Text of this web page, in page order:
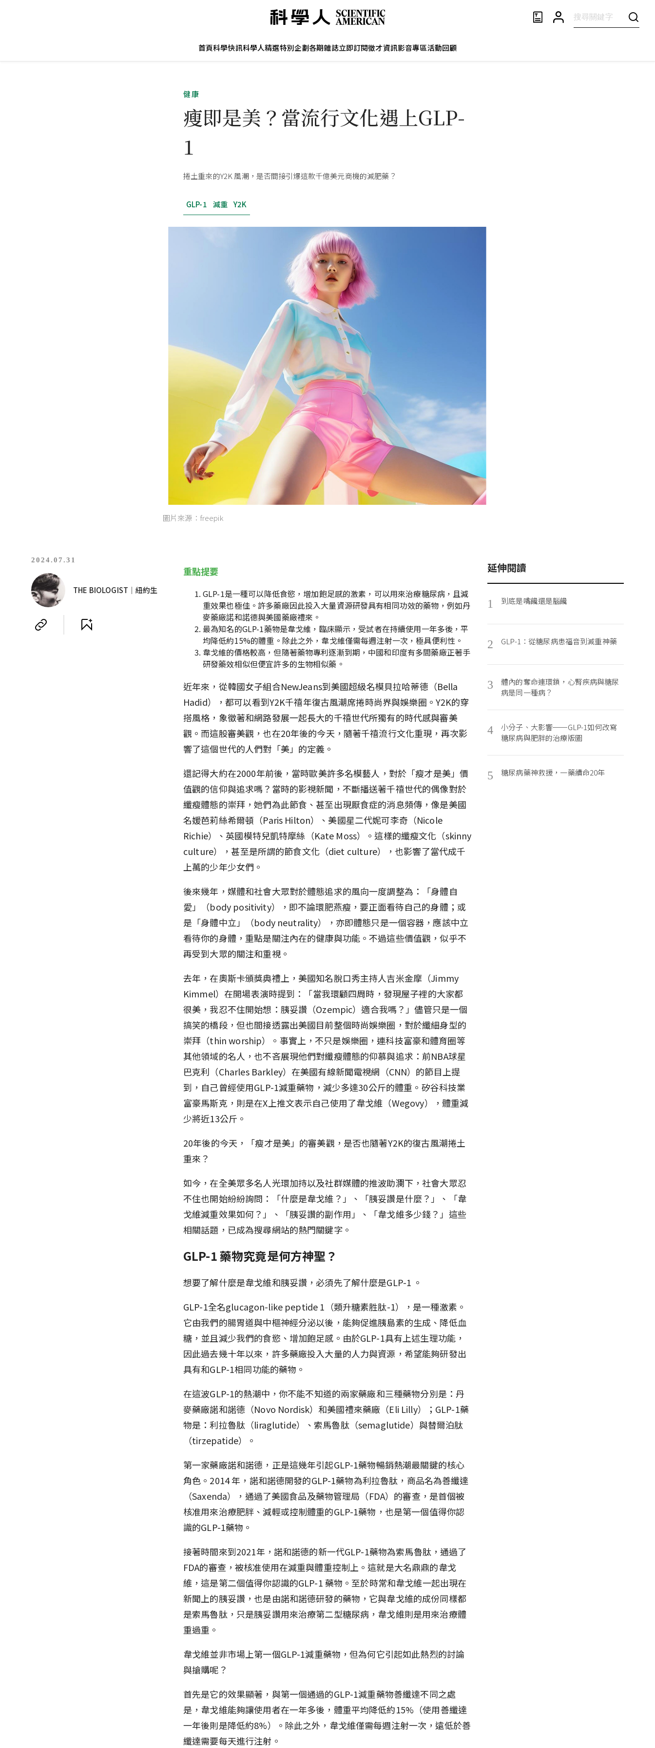
首頁科學快訊科學人精選特別企劃各期雜誌立即訂閱徵才資訊影音專區活動回顧
健康
瘦即是美？當流行文化遇上GLP-
1
捲土重來的Y2K 風潮，是否間接引爆這款千億美元商機的減肥藥？
GLP-1 減重 Y2K
圖片來源：freepik
2024.07.31
THE BIOLOGIST｜紐約生
重點提要
GLP-1是一種可以降低食慾，增加飽足感的激素，可以用來治療糖尿病，且減
重效果也極佳。許多藥廠因此投入大量資源研發具有相同功效的藥物，例如丹
麥藥廠諾和諾德與美國藥廠禮來。
最為知名的GLP-1藥物是韋戈維，臨床顯示，受試者在持續使用一年多後，平
均降低約15%的體重。除此之外，韋戈維僅需每週注射一次，極具便利性。
韋戈維的價格較高，但隨著藥物專利逐漸到期，中國和印度有多間藥廠正著手
研發藥效相似但便宜許多的生物相似藥。
近年來，從韓國女子組合NewJeans到美國超級名模貝拉哈蒂德（Bella
Hadid），都可以看到Y2K千禧年復古風潮席捲時尚界與娛樂圈。Y2K的穿
搭風格，象徵著和網路發展一起長大的千禧世代所獨有的時代感與審美
觀。而這股審美觀，也在20年後的今天，隨著千禧流行文化重現，再次影
響了這個世代的人們對「美」的定義。
還記得大約在2000年前後，當時歐美許多名模藝人，對於「瘦才是美」價
值觀的信仰與追求嗎？當時的影視新聞，不斷播送著千禧世代的偶像對於
纖瘦體態的崇拜，她們為此節食、甚至出現厭食症的消息頻傳，像是美國
名媛芭莉絲希爾頓（Paris Hilton）、美國星二代妮可李奇（Nicole
Richie）、英國模特兒凱特摩絲（Kate Moss）。這樣的纖瘦文化（skinny
culture），甚至是所謂的節食文化（diet culture），也影響了當代成千
上萬的少年少女們。
後來幾年，媒體和社會大眾對於體態追求的風向一度調整為：「身體自
愛」（body positivity），即不論環肥燕瘦，要正面看待自己的身體；或
是「身體中立」（body neutrality），亦即體態只是一個容器，應該中立
看待你的身體，重點是關注內在的健康與功能。不過這些價值觀，似乎不
再受到大眾的關注和重視。
去年，在奧斯卡頒獎典禮上，美國知名脫口秀主持人吉米金摩（Jimmy
Kimmel）在開場表演時提到：「當我環顧四周時，發現屋子裡的大家都
很美，我忍不住開始想：胰妥讚（Ozempic）適合我嗎？」儘管只是一個
搞笑的橋段，但也間接透露出美國目前整個時尚娛樂圈，對於纖細身型的
崇拜（thin worship）。事實上，不只是娛樂圈，連科技富豪和體育圈等
其他領域的名人，也不吝展現他們對纖瘦體態的仰慕與追求：前NBA球星
巴克利（Charles Barkley）在美國有線新聞電視網（CNN）的節目上提
到，自己曾經使用GLP-1減重藥物，減少多達30公斤的體重。矽谷科技業
富豪馬斯克，則是在X上推文表示自己使用了韋戈維（Wegovy），體重減
少將近13公斤。
20年後的今天，「瘦才是美」的審美觀，是否也隨著Y2K的復古風潮捲土
重來？
如今，在全美眾多名人光環加持以及社群媒體的推波助瀾下，社會大眾忍
不住也開始紛紛詢問：「什麼是韋戈維？」、「胰妥讚是什麼？」、「韋
戈維減重效果如何？」、「胰妥讚的副作用」、「韋戈維多少錢？」這些
相關話題，已成為搜尋網站的熱門關鍵字。
GLP-1 藥物究竟是何方神聖？
想要了解什麼是韋戈維和胰妥讚，必須先了解什麼是GLP-1 。
GLP-1全名glucagon-like peptide 1（類升糖素胜肽-1），是一種激素。
它由我們的腸胃道與中樞神經分泌以後，能夠促進胰島素的生成、降低血
糖，並且減少我們的食慾、增加飽足感。由於GLP-1具有上述生理功能，
因此過去幾十年以來，許多藥廠投入大量的人力與資源，希望能夠研發出
具有和GLP-1相同功能的藥物。
在這波GLP-1的熱潮中，你不能不知道的兩家藥廠和三種藥物分別是：丹
麥藥廠諾和諾德（Novo Nordisk）和美國禮來藥廠（Eli Lilly）；GLP-1藥
物是：利拉魯肽（liraglutide）、索馬魯肽（semaglutide）與替爾泊肽
（tirzepatide）。
第一家藥廠諾和諾德，正是這幾年引起GLP-1藥物暢銷熱潮最關鍵的核心
角色。2014 年，諾和諾德開發的GLP-1藥物為利拉魯肽，商品名為善纖達
（Saxenda），通過了美國食品及藥物管理局（FDA）的審查，是首個被
核准用來治療肥胖、減輕或控制體重的GLP-1藥物，也是第一個值得你認
識的GLP-1藥物。
接著時間來到2021年，諾和諾德的新一代GLP-1藥物為索馬魯肽，通過了
FDA的審查，被核准使用在減重與體重控制上。這就是大名鼎鼎的韋戈
維，這是第二個值得你認識的GLP-1 藥物。至於時常和韋戈維一起出現在
新聞上的胰妥讚，也是由諾和諾德研發的藥物，它與韋戈維的成份同樣都
是索馬魯肽，只是胰妥讚用來治療第二型糖尿病，韋戈維則是用來治療體
重過重。
韋戈維並非市場上第一個GLP-1減重藥物，但為何它引起如此熱烈的討論
與搶購呢？
首先是它的效果顯著，與第一個通過的GLP-1減重藥物善纖達不同之處
是，韋戈維能夠讓使用者在一年多後，體重平均降低約15%（使用善纖達
一年後則是降低約8%）。除此之外，韋戈維僅需每週注射一次，遠低於善
纖達需要每天進行注射。
延伸閱讀
1 到底是嘴饞還是腦饞
2 GLP-1：從糖尿病患福音到減重神藥
3
體內的奪命連環鎖，心腎疾病與糖尿
病是同一種病？
4
小分子、大影響──GLP-1如何改寫
糖尿病與肥胖的治療版圖
5 糖尿病藥神救援，一藥續命20年